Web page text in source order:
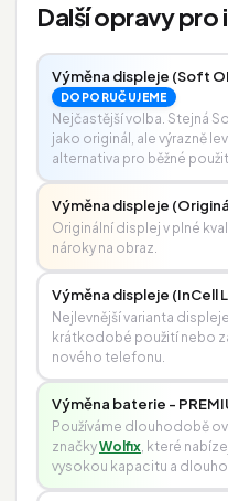
Další opravy pro
Výměna displeje (Soft
DOPORUČUJEME
Nejčastější volba. Stejná
jako originál, ale výrazně
alternativa pro běžné
Výměna displeje
Originální displej v plné
nároky na obraz.
Výměna displeje (InCell
Nejlevnější varianta
krátkodobé použití nebo
nového telefonu.
Výměna baterie -
Používáme dlouhodobě
značkyWolfix, které
vysokou kapacitu a